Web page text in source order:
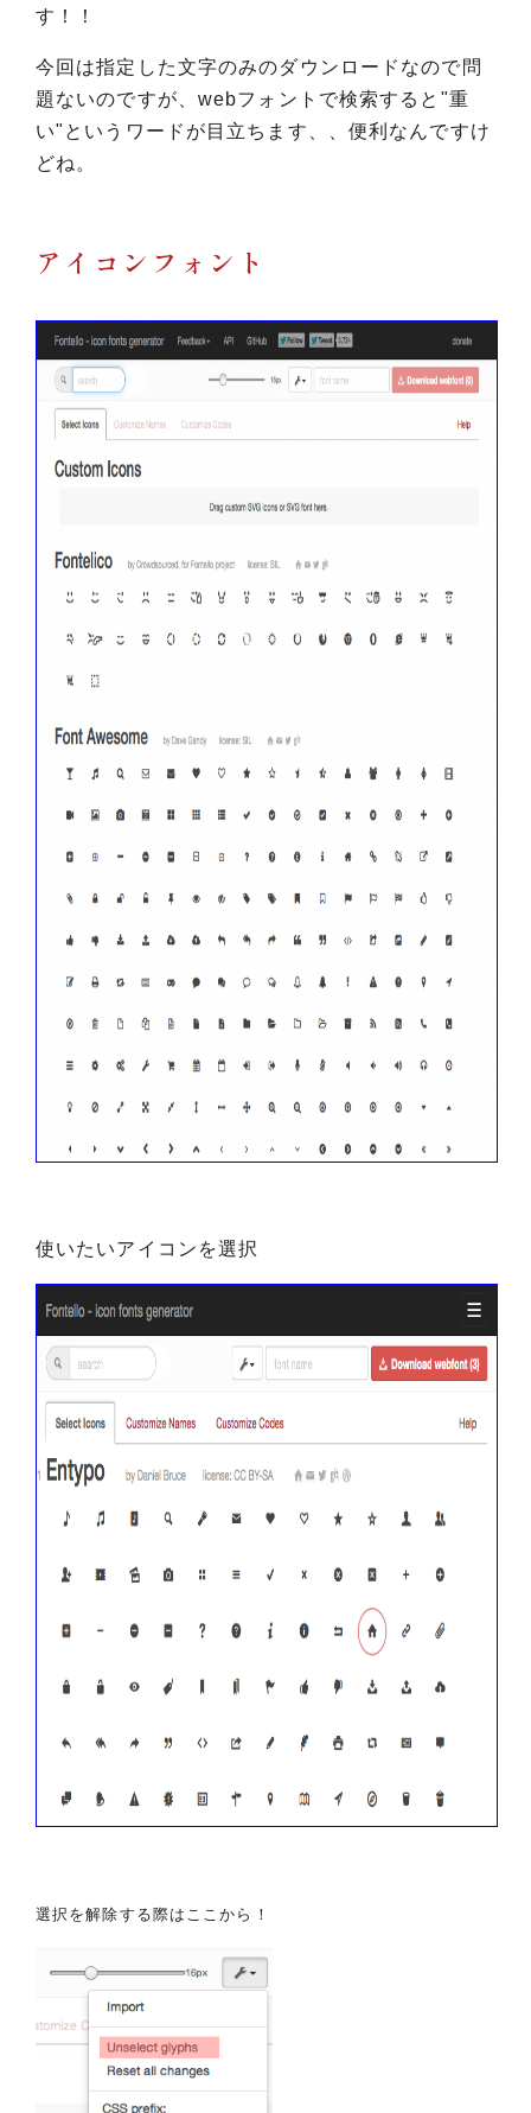
す！！
今回は指定した文字のみのダウンロードなので問
題ないのですが、webフォントで検索すると"重
い"というワードが目立ちます、、便利なんですけ
どね。
アイコンフォント
使いたいアイコンを選択
選択を解除する際はここから！